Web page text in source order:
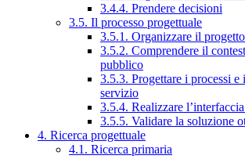
3.4.4. Prendere decisioni
3.5. Il processo progettuale
3.5.1. Organizzare il
3.5.2. Comprendere il
pubblico
3.5.3. Progettare i processi e i
servizio
3.5.4. Realizzare
3.5.5. Validare la soluzione
4. Ricerca progettuale
4.1. Ricerca primaria